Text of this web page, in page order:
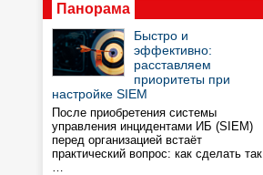
Панорама
Быстро и
эффективно:
расставляем
приоритеты при
настройке SIEM
После приобретения системы
управления инцидентами ИБ (SIEM)
перед организацией встаёт
практический вопрос: как сделать так
…